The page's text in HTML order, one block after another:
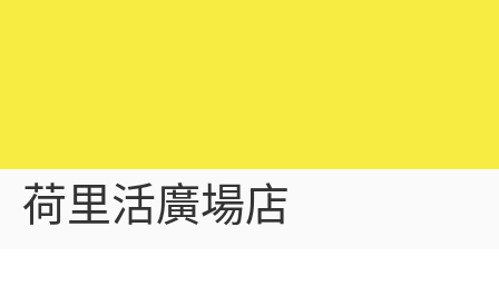
荷里活廣場店